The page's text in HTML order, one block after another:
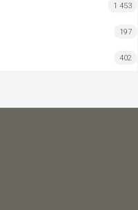
1 453
197
402